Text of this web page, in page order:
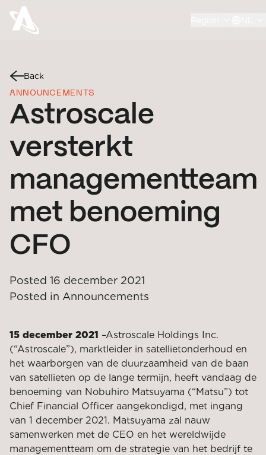
Back
ANNOUNCEMENTS
Astroscale
versterkt
managementteam
met benoeming
CFO
Posted 16 december 2021
Posted in Announcements
15 december 2021 –Astroscale Holdings Inc.
(“Astroscale”), marktleider in satellietonderhoud en
het waarborgen van de duurzaamheid van de baan
van satellieten op de lange termijn, heeft vandaag de
benoeming van Nobuhiro Matsuyama (“Matsu”) tot
Chief Financial Officer aangekondigd, met ingang
van 1 december 2021. Matsuyama zal nauw
samenwerken met de CEO en het wereldwijde
managementteam om de strategie van het bedrijf te